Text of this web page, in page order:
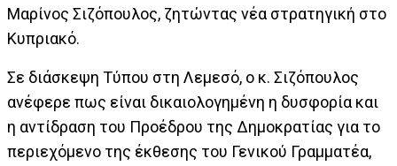
Μαρίνος Σιζόπουλος, ζητώντας νέα στρατηγική στο
Κυπριακό.
Σε διάσκεψη Τύπου στη Λεμεσό, ο κ. Σιζόπουλος
ανέφερε πως είναι δικαιολογημένη η δυσφορία και
η αντίδραση του Προέδρου της Δημοκρατίας για το
περιεχόμενο της έκθεσης του Γενικού Γραμματέα,